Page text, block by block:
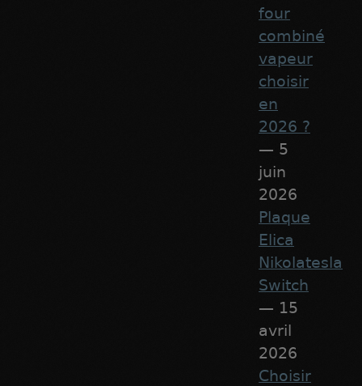
four
combiné
vapeur
choisir
en
2026 ?
— 5
juin
2026
Plaque
Elica
Nikolatesla
Switch
— 15
avril
2026
Choisir